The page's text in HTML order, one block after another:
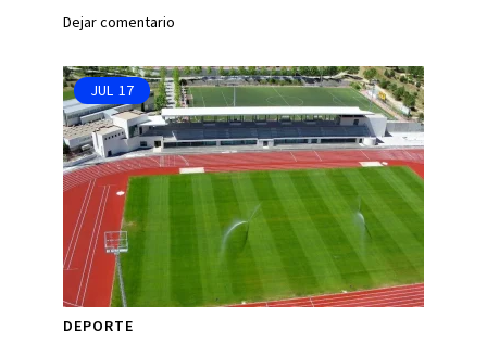
Dejar comentario
JUL 17
DEPORTE